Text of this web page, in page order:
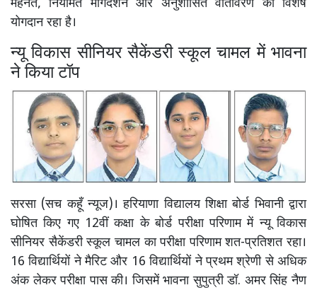
मेहनत, नियमित मार्गदर्शन और अनुशासित वातावरण का विशेष
योगदान रहा है।
न्यू विकास सीनियर सैकेंडरी स्कूल चामल में भावना
ने किया टॉप
सरसा (सच कहूँ न्यूज)। हरियाणा विद्यालय शिक्षा बोर्ड भिवानी द्वारा
घोषित किए गए 12वीं कक्षा के बोर्ड परीक्षा परिणाम में न्यू विकास
सीनियर सैकेंडरी स्कूल चामल का परीक्षा परिणाम शत-प्रतिशत रहा।
16 विद्यार्थियों ने मैरिट और 16 विद्यार्थियों ने प्रथम श्रेणी से अधिक
अंक लेकर परीक्षा पास की। जिसमें भावना सुपुत्री डॉ. अमर सिंह नैण